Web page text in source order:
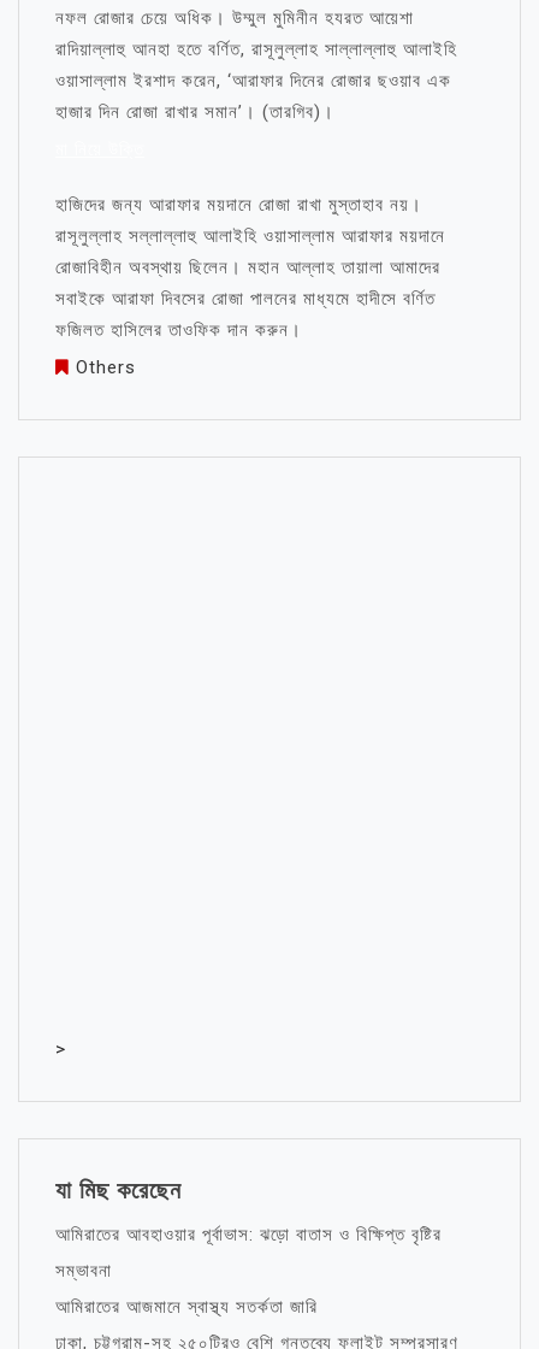
নফল রোজার চেয়ে অধিক। উম্মুল মুমিনীন হযরত আয়েশা
রাদিয়াল্লাহু আনহা হতে বর্ণিত, রাসূলুল্লাহ সাল্লাল্লাহু আলাইহি
ওয়াসাল্লাম ইরশাদ করেন, ‘আরাফার দিনের রোজার ছওয়াব এক
হাজার দিন রোজা রাখার সমান’। (তারগিব)।
হাজিদের জন্য আরাফার ময়দানে রোজা রাখা মুস্তাহাব নয়।
রাসূলুল্লাহ সল্লাল্লাহু আলাইহি ওয়াসাল্লাম আরাফার ময়দানে
রোজাবিহীন অবস্থায় ছিলেন। মহান আল্লাহ তায়ালা আমাদের
সবাইকে আরাফা দিবসের রোজা পালনের মাধ্যমে হাদীসে বর্ণিত
ফজিলত হাসিলের তাওফিক দান করুন।
Others
>
যা মিছ করেছেন
আমিরাতের আবহাওয়ার পূর্বাভাস: ঝড়ো বাতাস ও বিক্ষিপ্ত বৃষ্টির
সম্ভাবনা
আমিরাতের আজমানে স্বাস্থ্য সতর্কতা জারি
ঢাকা, চট্টগ্রাম-সহ ২৫০টিরও বেশি গন্তব্যে ফ্লাইট সম্প্রসারণ